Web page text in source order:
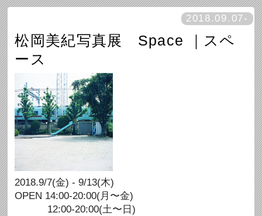
2018.09.07-
松岡美紀写真展 Space ｜スペ
ース
2018.9/7(金) - 9/13(木)
OPEN 14:00-20:00(月〜金)
12:00-20:00(土〜日)